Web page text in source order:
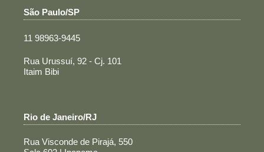
São Paulo/SP
11 98963-9445
Rua Urussuí, 92 - Cj. 101
Itaim Bibi
Rio de Janeiro/RJ
Rua Visconde de Pirajá, 550